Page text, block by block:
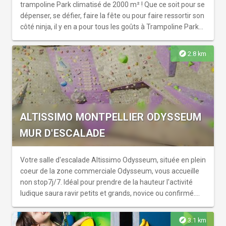
trampoline Park climatisé de 2000 m² ! Que ce soit pour se
dépenser, se défier, faire la fête ou pour faire ressortir son
côté ninja, il y en a pour tous les goûts à Trampoline Park
jump, airbag, slamdunk, dodgeball, volley-ball, aeroball,
trampolines professionnels, parcours ninja... De quoi se
défouler tout en s'amusant !
explore 2.8 km
ALTISSIMO MONTPELLIER ODYSSEUM
MUR D'ESCALADE
Votre salle d'escalade Altissimo Odysseum, située en plein
coeur de la zone commerciale Odysseum, vous accueille
non stop7j/7. Idéal pour prendre de la hauteur l'activité
ludique saura ravir petits et grands, novice ou confirmé.
accueillir dans les meilleures conditions possibles.
explore 3.1 km